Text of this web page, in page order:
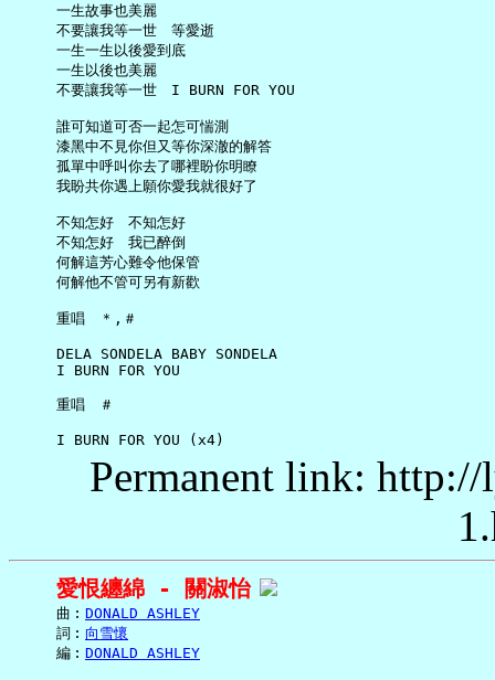
     一生故事也美麗
     不要讓我等一世　等愛逝
     一生一生以後愛到底
     一生以後也美麗
     不要讓我等一世　I BURN FOR YOU
     誰可知道可否一起怎可惴測
     漆黑中不見你但又等你深澈的解答
     孤單中呼叫你去了哪裡盼你明瞭
     我盼共你遇上願你愛我就很好了
     不知怎好　不知怎好
     不知怎好　我已醉倒
     何解這芳心難令他保管
     何解他不管可另有新歡
     重唱　＊,＃
     DELA SONDELA BABY SONDELA
     I BURN FOR YOU
     重唱　＃
Permanent link:
愛恨纏綿 - 關淑怡
     曲︰
DONALD ASHLEY
     詞︰
向雪懷
     編︰
DONALD ASHLEY